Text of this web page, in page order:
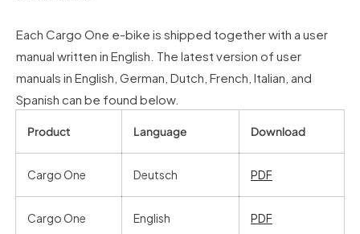
Each Cargo One e-bike is shipped together with a user
manual written in English. The latest version of user
manuals in English, German, Dutch, French, Italian, and
Spanish can be found below.
Product Language Download
Cargo One Deutsch PDF
Cargo One English PDF